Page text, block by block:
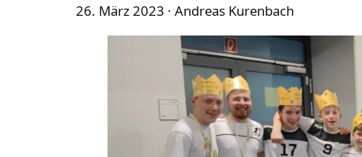
26. März 2023 · Andreas Kurenbach